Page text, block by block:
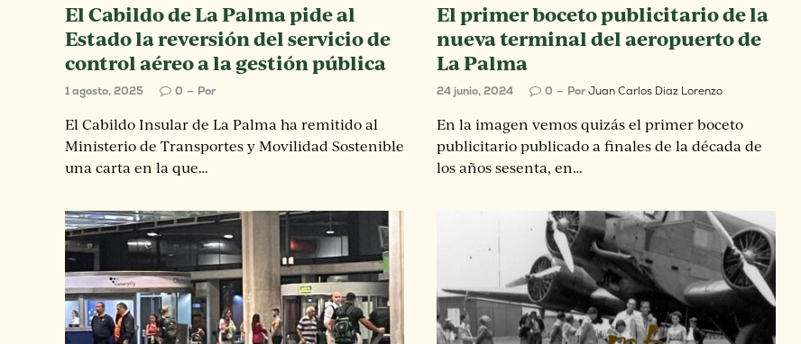
El Cabildo de La Palma pide al
Estado la reversión del servicio de
control aéreo a la gestión pública
1 agosto, 2025 0 Por
El Cabildo Insular de La Palma ha remitido al
Ministerio de Transportes y Movilidad Sostenible
una carta en la que…
El primer boceto publicitario de la
nueva terminal del aeropuerto de
La Palma
24 junio, 2024 0 PorJuan Carlos Diaz Lorenzo
En la imagen vemos quizás el primer boceto
publicitario publicado a finales de la década de
los años sesenta, en…